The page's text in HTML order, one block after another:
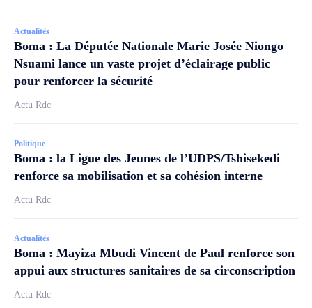
Actualités
Boma : La Députée Nationale Marie Josée Niongo
Nsuami lance un vaste projet d’éclairage public
pour renforcer la sécurité
Actu Rdc
Politique
Boma : la Ligue des Jeunes de l’UDPS/Tshisekedi
renforce sa mobilisation et sa cohésion interne
Actu Rdc
Actualités
Boma : Mayiza Mbudi Vincent de Paul renforce son
appui aux structures sanitaires de sa circonscription
Actu Rdc